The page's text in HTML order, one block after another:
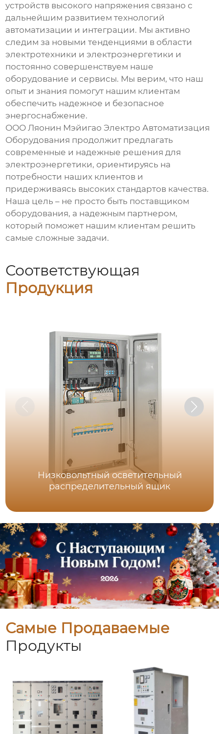
устройств высокого напряжения связано с
дальнейшим развитием технологий
автоматизации и интеграции. Мы активно
следим за новыми тенденциями в области
электротехники и электроэнергетики и
постоянно совершенствуем наше
оборудование и сервисы. Мы верим, что наш
опыт и знания помогут нашим клиентам
обеспечить надежное и безопасное
энергоснабжение.
ООО Ляонин Мэйигао Электро Автоматизация
Оборудования продолжит предлагать
современные и надежные решения для
электроэнергетики, ориентируясь на
потребности наших клиентов и
придерживаясь высоких стандартов качества.
Наша цель – не просто быть поставщиком
оборудования, а надежным партнером,
который поможет нашим клиентам решить
самые сложные задачи.
Соответствующая
Продукция
Низковольтный осветительный
распределительный ящик
Самые Продаваемые
Продукты